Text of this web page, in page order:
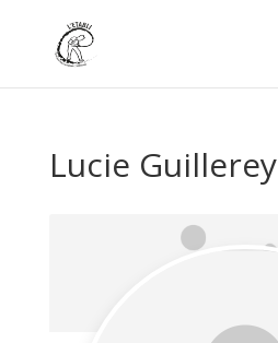
Lucie Guillerey